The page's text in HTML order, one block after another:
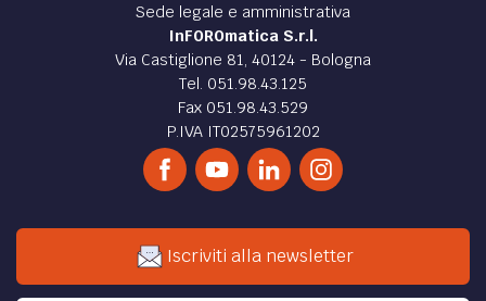
Sede legale e amministrativa
InFOROmatica S.r.l.
Via Castiglione 81, 40124 - Bologna
Tel. 051.98.43.125
Fax 051.98.43.529
P.IVA IT02575961202
Iscriviti alla newsletter